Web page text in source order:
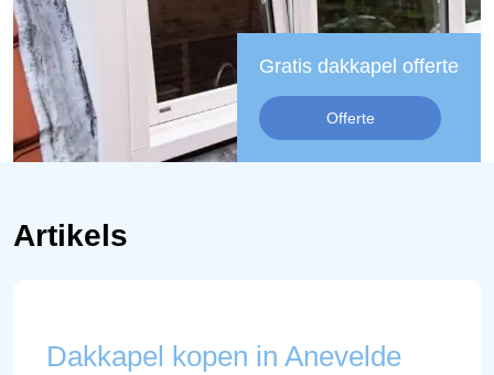
Gratis dakkapel offerte
Offerte
Artikels
Dakkapel kopen in Anevelde